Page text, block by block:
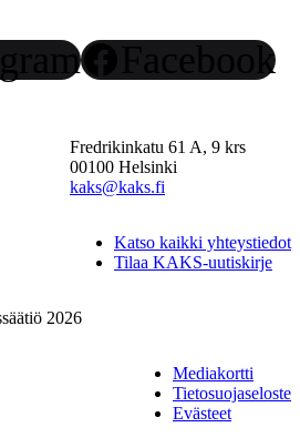
Facebook
Fredrikinkatu 61 A, 9 krs
00100 Helsinki
kaks@kaks.fi
Katso kaikki yhteystiedot
Tilaa KAKS-uutiskirje
2026
Mediakortti
Tietosuojaseloste
Evästeet